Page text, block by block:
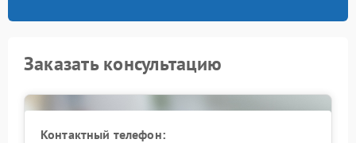
Заказать консультацию
Контактный телефон: